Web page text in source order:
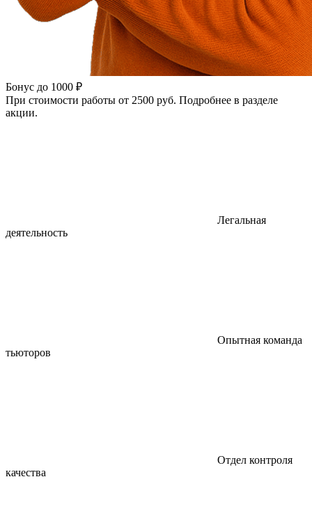
Бонус до 1000 ₽
При стоимости работы от 2500 руб. Подробнее в разделе
акции.
Легальная
деятельность
Опытная команда
тьюторов
Отдел контроля
качества